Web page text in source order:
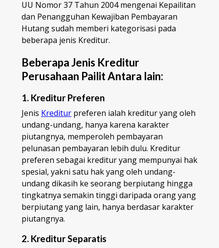
UU Nomor 37 Tahun 2004 mengenai Kepailitan
dan Penangguhan Kewajiban Pembayaran
Hutang sudah memberi kategorisasi pada
beberapa jenis Kreditur.
Beberapa Jenis Kreditur
Perusahaan Pailit Antara lain:
1. Kreditur Preferen
Jenis Kreditur preferen ialah kreditur yang oleh
undang-undang, hanya karena karakter
piutangnya, memperoleh pembayaran
pelunasan pembayaran lebih dulu. Kreditur
preferen sebagai kreditur yang mempunyai hak
spesial, yakni satu hak yang oleh undang-
undang dikasih ke seorang berpiutang hingga
tingkatnya semakin tinggi daripada orang yang
berpiutang yang lain, hanya berdasar karakter
piutangnya.
2. Kreditur Separatis